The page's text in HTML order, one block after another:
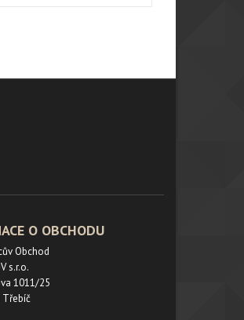
O OBCHODU
Obchod
s.r.o.
1011/25
Třebíč